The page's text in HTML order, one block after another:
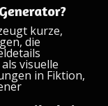
kurze,
die
visuelle
in Fiktion,